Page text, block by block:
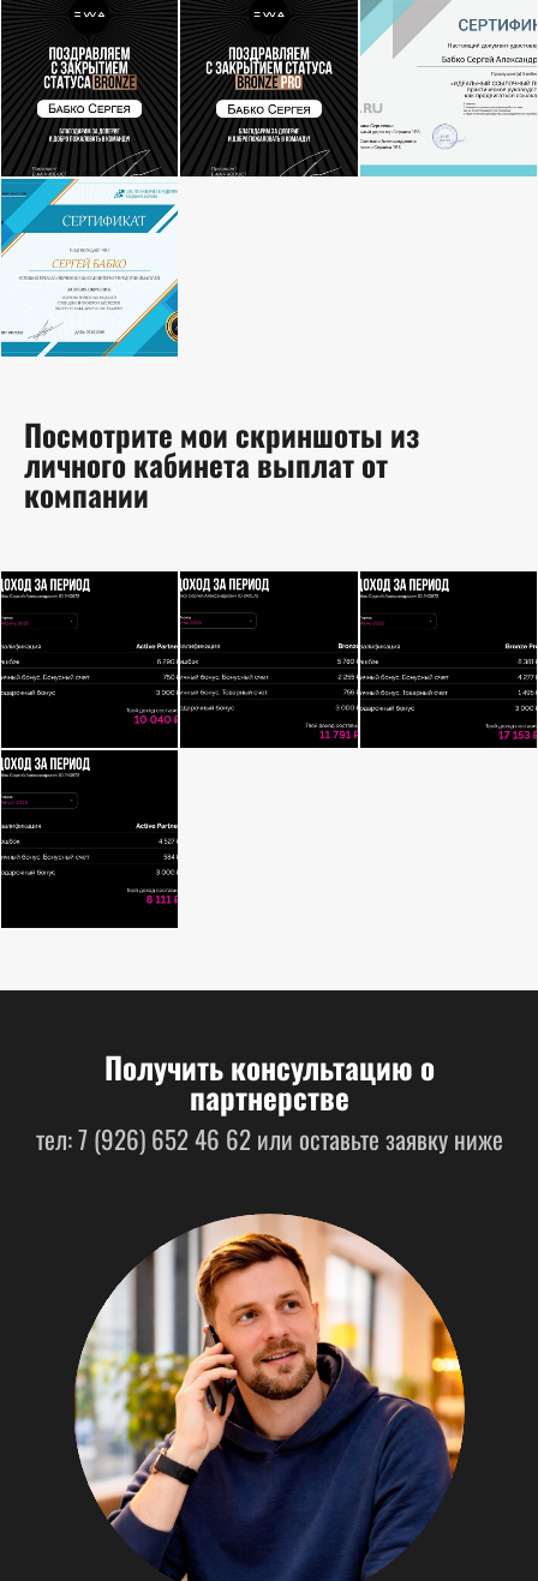
Посмотрите мои скриншоты из
личного кабинета выплат от
компании
Получить консультацию о
партнерстве
тел: 7 (926) 652 46 62 или оставьте заявку ниже